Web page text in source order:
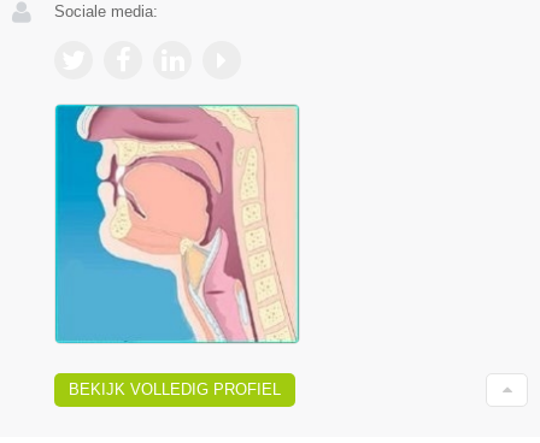
Sociale media:
BEKIJK VOLLEDIG PROFIEL